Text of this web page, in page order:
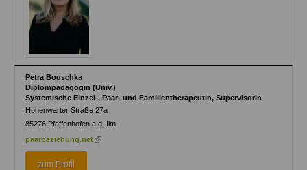
Petra Bouschka
Diplompädagogin (Univ.)
Systemische Einzel-, Paar- und Familientherapeutin, Supervisorin
Hohenwarter Straße 27a
85276 Pfaffenhofen a.d. Ilm
paarbeziehung.net (link
zum Profil